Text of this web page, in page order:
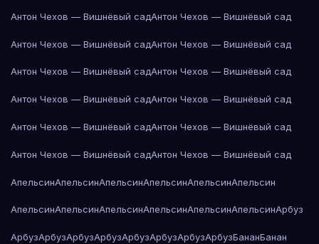
Антон Чехов — Вишнёвый садАнтон Чехов — Вишнёвый сад
Антон Чехов — Вишнёвый садАнтон Чехов — Вишнёвый сад
Антон Чехов — Вишнёвый садАнтон Чехов — Вишнёвый сад
Антон Чехов — Вишнёвый садАнтон Чехов — Вишнёвый сад
Антон Чехов — Вишнёвый садАнтон Чехов — Вишнёвый сад
Антон Чехов — Вишнёвый садАнтон Чехов — Вишнёвый сад
АпельсинАпельсинАпельсинАпельсинАпельсинАпельсин
АпельсинАпельсинАпельсинАпельсинАпельсинАпельсинАрбуз
АрбузАрбузАрбузАрбузАрбузАрбузАрбузАрбузБананБанан